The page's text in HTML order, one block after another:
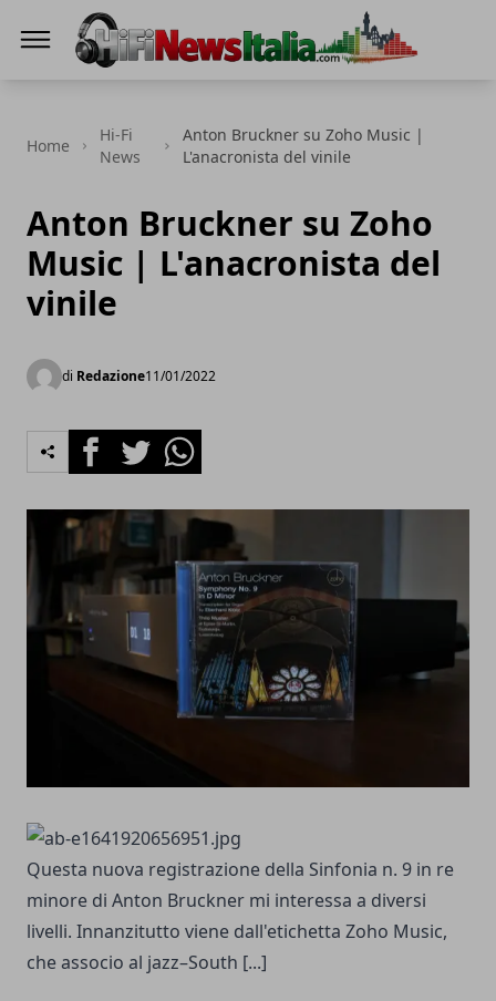
Home
Hi-Fi
News
Anton Bruckner su Zoho Music |
L'anacronista del vinile
Anton Bruckner su Zoho
Music | L'anacronista del
vinile
di Redazione11/01/2022
FacebookTwitterWhatsapp
Questa nuova registrazione della Sinfonia n. 9 in re
minore di Anton Bruckner mi interessa a diversi
livelli. Innanzitutto viene dall'etichetta Zoho Music,
che associo al jazz–South [...]